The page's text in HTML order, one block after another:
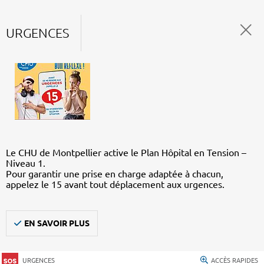
URGENCES
Le CHU de Montpellier active le Plan Hôpital en Tension –
Niveau 1.
Pour garantir une prise en charge adaptée à chacun,
appelez le 15 avant tout déplacement aux urgences.
EN SAVOIR PLUS
URGENCES ACCÈS RAPIDES